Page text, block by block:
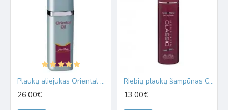
Plaukų aliejukas Oriental 100ml
26.00€
Riebių plaukų šampūnas Classic 500ml
13.00€